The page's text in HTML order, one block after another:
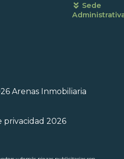
Sede
Arenas Inmobiliaria
privacidad 2026